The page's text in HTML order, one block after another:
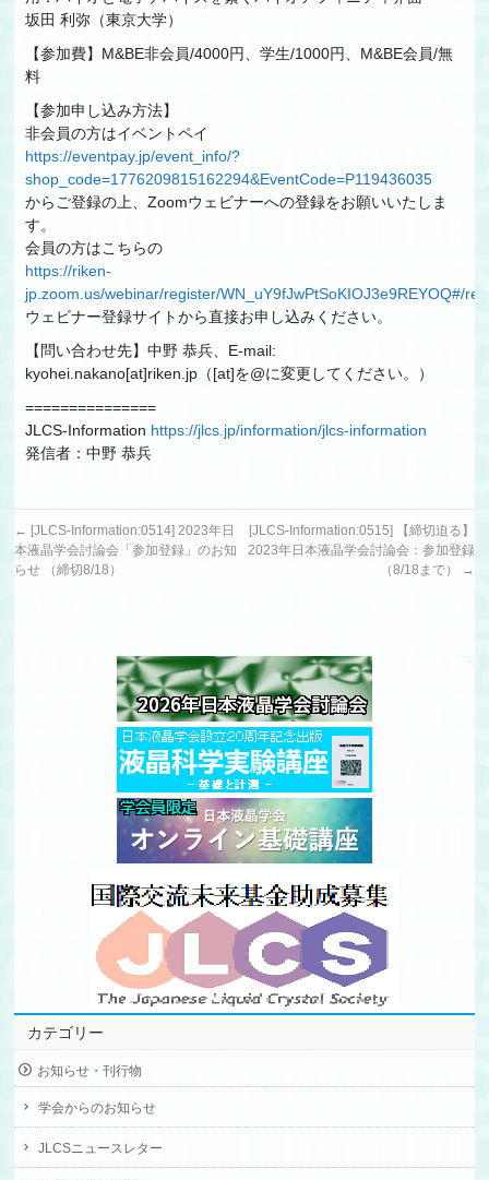
坂田 利弥（東京大学）
【参加費】M&BE非会員/4000円、学生/1000円、M&BE会員/無
料
【参加申し込み方法】
非会員の方はイベントペイ
https://eventpay.jp/event_info/?
shop_code=1776209815162294&EventCode=P119436035
からご登録の上、Zoomウェビナーへの登録をお願いいたしま
す。
会員の方はこちらの
https://riken-
jp.zoom.us/webinar/register/WN_uY9fJwPtSoKIOJ3e9REYOQ#/
ウェビナー登録サイトから直接お申し込みください。
【問い合わせ先】中野 恭兵、E-mail:
kyohei.nakano[at]riken.jp（[at]を@に変更してください。）
===============
JLCS-Information https://jlcs.jp/information/jlcs-information
発信者：中野 恭兵
← [JLCS-Information:0514] 2023年日
本液晶学会討論会「参加登録」のお知
らせ （締切8/18）
[JLCS-Information:0515] 【締切迫る】
2023年日本液晶学会討論会：参加登録
（8/18まで）
→
カテゴリー
お知らせ・刊行物
学会からのお知らせ
JLCSニュースレター